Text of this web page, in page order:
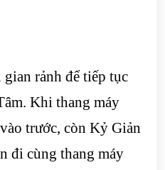
rảnh để tiếp tục
Khi thang máy
trước, còn Kỷ Giản
đi cùng thang máy